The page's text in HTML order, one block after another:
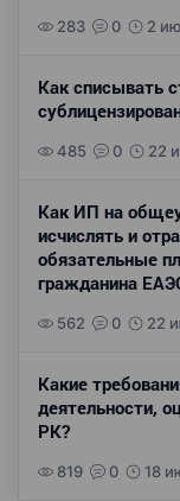
283 0 2
Как списывать
485 0 22
Как ИП на
исчислять и
обязательные
гражданина
562 0 22
Какие
деятельности,
РК?
819 0 18